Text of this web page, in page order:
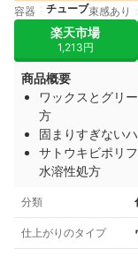
容器 チューブ束感あり
楽天市場
1,213円
商品概要
ワックスとグリ
方
固まりすぎない
サトウキビポリ
水溶性処方
分類
仕上がりのタイプ